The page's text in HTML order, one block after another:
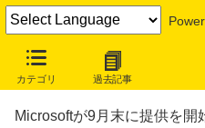
カテゴリ 過去記事
MS無料ウイルス対策ソフ
「Microsoft Security
Microsoftが9月末に提供を開